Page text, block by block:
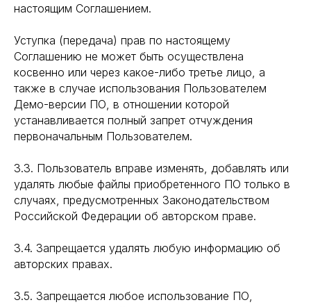
настоящим Соглашением.
Уступка (передача) прав по настоящему
Соглашению не может быть осуществлена
косвенно или через какое-либо третье лицо, а
также в случае использования Пользователем
Демо-версии ПО, в отношении которой
устанавливается полный запрет отчуждения
первоначальным Пользователем.
3.3. Пользователь вправе изменять, добавлять или
удалять любые файлы приобретенного ПО только в
случаях, предусмотренных Законодательством
Российской Федерации об авторском праве.
3.4. Запрещается удалять любую информацию об
авторских правах.
3.5. Запрещается любое использование ПО,